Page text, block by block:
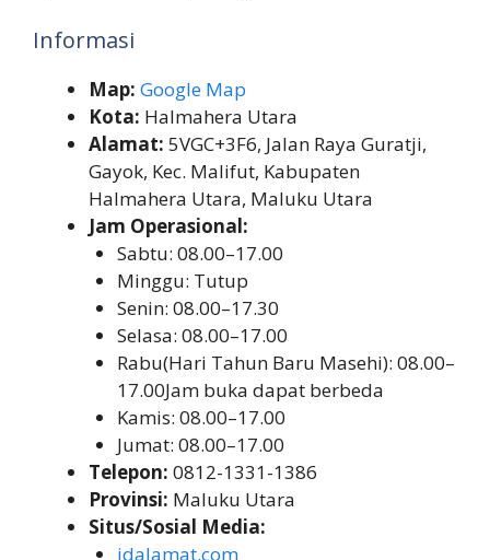
Informasi
Map: Google Map
Kota: Halmahera Utara
Alamat: 5VGC+3F6, Jalan Raya Guratji,
Gayok, Kec. Malifut, Kabupaten
Halmahera Utara, Maluku Utara
Jam Operasional:
Sabtu: 08.00–17.00
Minggu: Tutup
Senin: 08.00–17.30
Selasa: 08.00–17.00
Rabu(Hari Tahun Baru Masehi): 08.00–
17.00Jam buka dapat berbeda
Kamis: 08.00–17.00
Jumat: 08.00–17.00
Telepon: 0812-1331-1386
Provinsi: Maluku Utara
Situs/Sosial Media:
idalamat.com